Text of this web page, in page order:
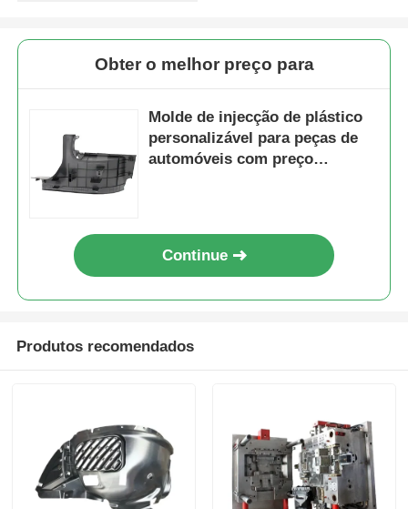
Fábrica
Fale Conosco
Pedir um orçamento
Modelagem por injeção automotivo
Obter o melhor preço para
Molde de injecção de plástico
personalizável para peças de
automóveis com preço
Continue
Produtos recomendados